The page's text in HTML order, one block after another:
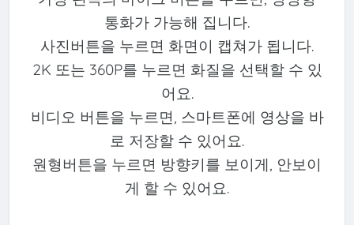
통화가 가능해 집니다.
사진버튼을 누르면 화면이 캡쳐가 됩니다.
2K 또는 360P를 누르면 화질을 선택할 수 있
어요.
비디오 버튼을 누르면, 스마트폰에 영상을 바
로 저장할 수 있어요.
원형버튼을 누르면 방향키를 보이게, 안보이
게 할 수 있어요.